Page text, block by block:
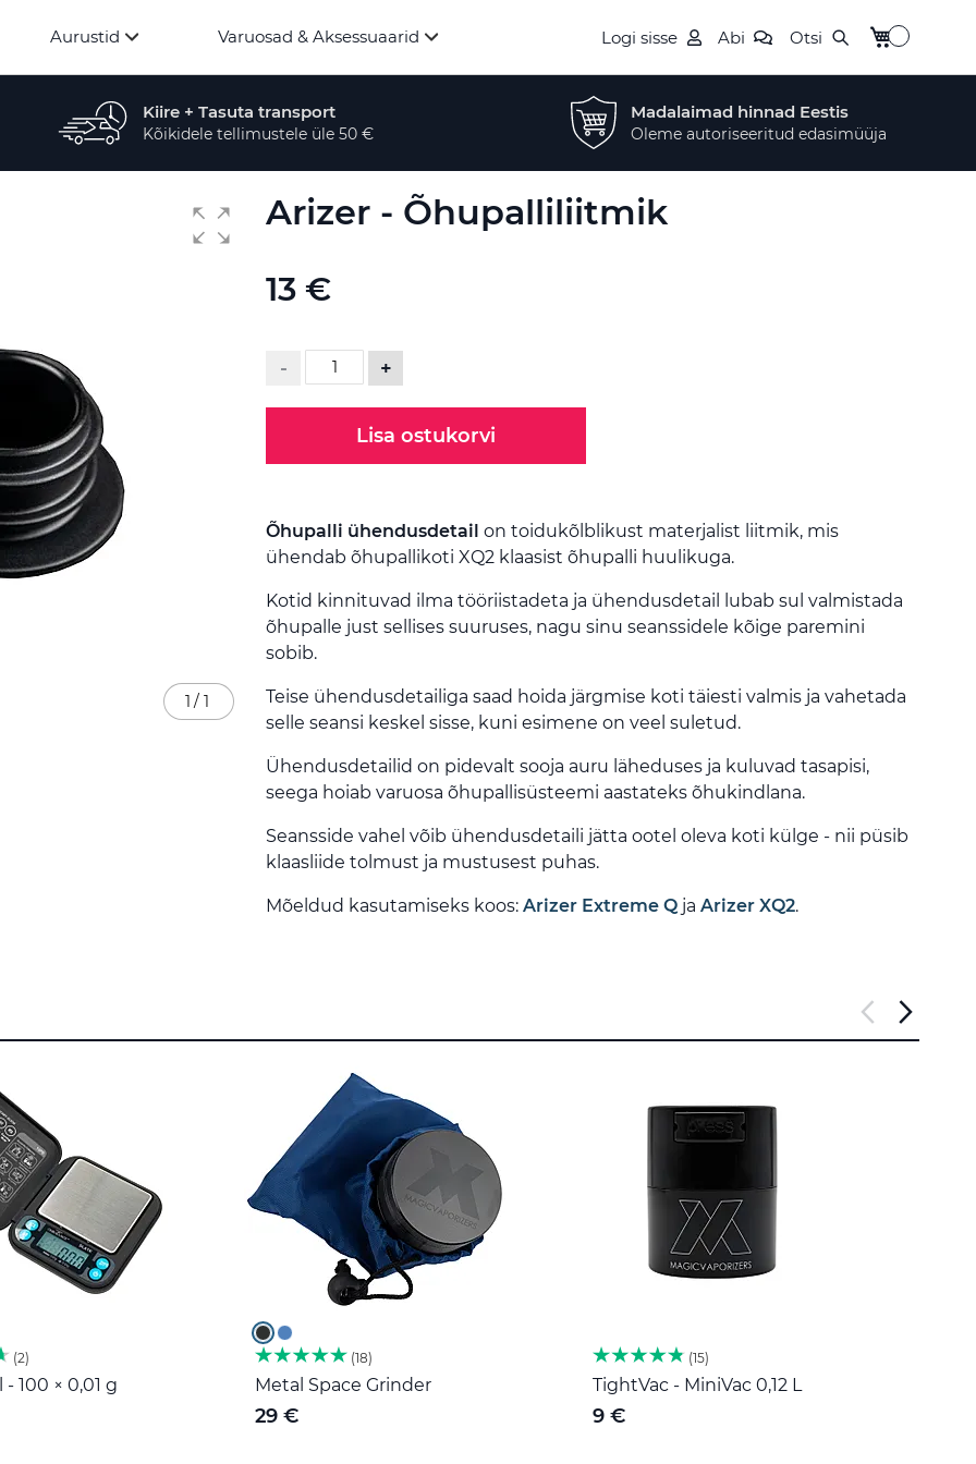
Aurustid Varuosad & Aksessuaarid Logi sisse Abi Otsi Minu
Kiire + Tasuta transport
Kõikidele tellimustele üle 50 €
Madalaimad hinnad Eestis
Oleme autoriseeritud edasimüüja
Arizer - Õhupalliliitmik
13 €
- +
Lisa ostukorvi
Õhupalli ühendusdetail on toidukõlblikust materjalist liitmik, mis
ühendab õhupallikoti XQ2 klaasist õhupalli huulikuga.
Kotid kinnituvad ilma tööriistadeta ja ühendusdetail lubab sul valmistada
õhupalle just sellises suuruses, nagu sinu seanssidele kõige paremini
sobib.
Teise ühendusdetailiga saad hoida järgmise koti täiesti valmis ja vahetada
selle seansi keskel sisse, kuni esimene on veel suletud.
Ühendusdetailid on pidevalt sooja auru läheduses ja kuluvad tasapisi,
seega hoiab varuosa õhupallisüsteemi aastateks õhukindlana.
Seansside vahel võib ühendusdetaili jätta ootel oleva koti külge - nii püsib
klaasliide tolmust ja mustusest puhas.
Mõeldud kasutamiseks koos: Arizer Extreme Q ja Arizer XQ2.
1 / 1
2
100 × 0,01 g
18
Metal Space Grinder
29 €
15
TightVac - MiniVac 0,12 L
9 €